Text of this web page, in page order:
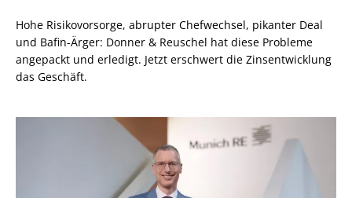
Hohe Risikovorsorge, abrupter Chefwechsel, pikanter Deal
und Bafin-Ärger: Donner & Reuschel hat diese Probleme
angepackt und erledigt. Jetzt erschwert die Zinsentwicklung
das Geschäft.